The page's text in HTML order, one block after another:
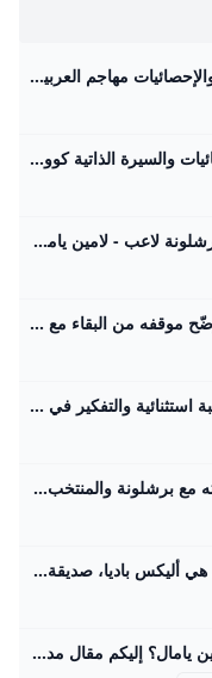
ملف لامين يامال الشخصي والإحصائيات مهاجم العربية Goal.com استكشف الملف الشخصي للاعب مهاجم لامين يامال على GOAL، بما في ذلك إحصائيات مسيرته المهنية، وإنجازاته، وأحدث الأخبار والمزيد. برشلونة
اللاعب لامين يامال - الإحصائيات والسيرة الذاتية كووورة تعرف على إحصائيات ، بما في ذلك الملف الشخصي، وسجل المباريات، والإنجازات والمزيد. برشلونة إسبانياالجنسية10رقم القميص13 يوليو 2007تاريخ الميلاد18العمرمهاجمالمركز
FilGoal لامين يامال - لاعب نادي برشلونة لاعب - لامين يامال - نادي برشلونة - دولة إسبانيا الرئيسية أخبار مباريات ميركاتو فانتازي في الجول مسابقة التوقعات فيديوهات عدسات آراء حرة ركن الألعاب الدوري المصري الدوري الإنجليزي الممتاز الدوري الإسباني الدوري الإيطالي الدوري الفرنسي الدوري الألماني الدوري السعودي للمحترفين دوري أبطال إفريقيا كأس الكونفدرالية دوري أبطال أوروبا كل البطولات الكرة المصرية الدوري المصري الكرة الأوروبية الكرة الإفريقية منتخب مصر سعودي في الجول الدوري الإنجليزي الدوري الإسباني دوري أبطال أوروبا
في حوار لـ CNN.. يامال يوضّح موقفه من البقاء مع برشلونة برشلونة الإسباني، إنه النادي الّذي صنع فيه لامين يامال اسمه، ويريد أن يستمر معه لفترة طويلة في المستقبل. رياضةنشرالأربعاء، 08 يناير / كانون الثاني 20253 min قراءة
مدرب إسبانيا: لامين يامال موهبة استثنائية والتفكير في المونديال سابق لأوانه 3 - سبتمبر - 2025لامين يامال منتخب إسبانيا 25 - يوليو - 202517 - يوليو - 202514 - يوليو - 20259 - يوليو - 2025
لامين يامال يكشف عن طموحاته مع برشلونة والمنتخب الإسباني أكد لامين يامال نجم برشلونة الشاب أنه يحلم بالفوز بالكرة الذهبية، مشيرًا إلى أن وجوده ضمن المرشحين لهذا العام يعتبر إنجازًا كبيرًا في مسيرته المبكرة. الرئيسية رياضة لامين يامال يكشف عن طموحاته مع برشلونة والمنتخب الإسباني لامين يامال يكشف عن طموحاته مع برشلونة والمنتخب الإسباني رياضةمصطفى سيد 02 سبتمبر 2025 المصدر | AFP أكد لامين يامال، نجم برشلونة الصاعد، أن كل لاعب في العالم يحلم بالفوز بالكرة الذهبية، مشيرًا إلى أن وجوده في قائمة المرشحين لهذا العام يعد إنجازًا كبيرًا بالنسبة له، خاصة في ظل عمره الذي لا يتجاوز 18 عامًا.
لماذا اسمه لامين يامال؟ من هي أليكس باديا، صديقة لامين يامال التي خطفت الأنظار في نهائي اليورو؟Jul 18, 2024
هل تلاعب برشلونة بعمر لامين يامال؟ إليكم مقال مدعما بالتفاصيل والأمثلة لتوضيح حقيقة موضوع تلاعب برشلونة بعمر اللاعب لامين يامال: الجدل حول عمر لامين يامال أثار نجم برشلونة الصاعد، لامين يامال، ضجة واسعة في وسائل الإعلام ووسائل التواصل الاجتماعي بسبب الشكوك حول عمره الحقيقي. وفقًا للسجلات الرسمية للنادي والاتحاد الإسباني لكرة القدم، وُلد يامال في 13 يوليو 2007، مما يعني أنه يبلغ من العمر 18 عامًا في 2025. ومع ذلك، انتشرت في 2024 و2025 مزاعم تفيد بأن عمره الحقيقي أكبر مما هو معلن، حيث يشك البعض بأنه قد يكون من مواليد 2005 وبالتالي يبلغ 20 عامًا.